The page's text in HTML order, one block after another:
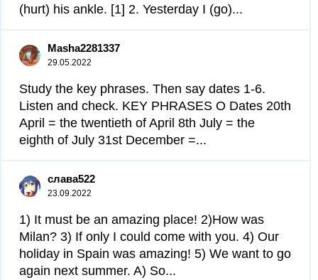
(hurt) his ankle. [1] 2. Yesterday I (go)...
Masha2281337
29.05.2022
Study the key phrases. Then say dates 1-6.
Listen and check. KEY PHRASES O Dates 20th
April = the twentieth of April 8th July = the
eighth of July 31st December =...
слава522
23.09.2022
1) It must be an amazing place! 2)How was
Milan? 3) If only I could come with you. 4) Our
holiday in Spain was amazing! 5) We want to go
again next summer. A) So...